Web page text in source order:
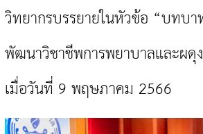
วิทยากรบรรยายในหัวข้อ “บทบ
พัฒนาวิชาชีพการพยาบาลและผ
เมื่อวันที่ 9 พฤษภาคม 2566